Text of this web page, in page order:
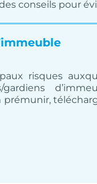
conseils pour
risques
prémunir,